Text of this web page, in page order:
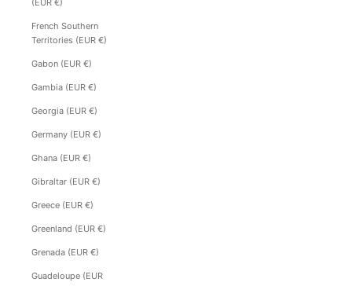
(EUR €)
French Southern
Territories (EUR €)
Gabon (EUR €)
Gambia (EUR €)
Georgia (EUR €)
Germany (EUR €)
Ghana (EUR €)
Gibraltar (EUR €)
Greece (EUR €)
Greenland (EUR €)
Grenada (EUR €)
Guadeloupe (EUR